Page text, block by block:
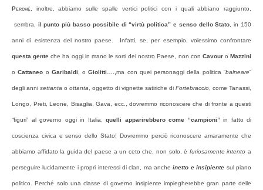
Perché , inoltre, abbiamo sulle spalle vertici politici con i quali abbiano raggiunto,
sembra, il punto più basso possibile di “virtù politica” e senso dello Stato , in 150
anni di esistenza del nostro paese. Infatti, se, per esempio, volessimo confrontare
questa gente che ha oggi in mano le sorti del nostro Paese, non con Cavouro Mazzini
oCattaneo o Garibaldi , oGiolitti….,ma con quei personaggi della politica “balneare”
degli anni settanta o ottanta , oggetto di vignette satiriche di Fortebraccio , come Tanassi,
Longo, Preti, Leone, Bisaglia, Gava, ecc., dovremmo riconoscere che di fronte a questi
“figuri” al governo oggi in Italia, quelli apparirebbero come “campioni”in fatto di
coscienza civica e senso dello Stato! Dovremmo perciò riconoscere amaramente che
abbiamo affidato la guida del paese a un ceto che, non solo, è furiosamente intento a
perseguire lucidamente i propri interessi di clan, ma ancheinetto e insipiente sul piano
politico. Perché solo una classe di governo insipiente impiegherebbe gran parte delle